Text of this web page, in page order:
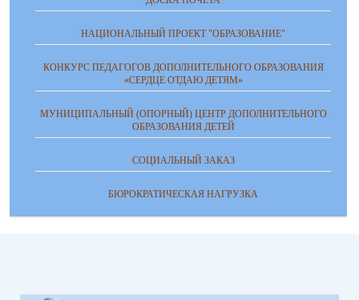
НАЦИОНАЛЬНЫЙ ПРОЕКТ "ОБРАЗОВАНИЕ"
КОНКУРС ПЕДАГОГОВ ДОПОЛНИТЕЛЬНОГО ОБРАЗОВАНИЯ
«СЕРДЦЕ ОТДАЮ ДЕТЯМ»
МУНИЦИПАЛЬНЫЙ (ОПОРНЫЙ) ЦЕНТР ДОПОЛНИТЕЛЬНОГО
ОБРАЗОВАНИЯ ДЕТЕЙ
СОЦИАЛЬНЫЙ ЗАКАЗ
БЮРОКРАТИЧЕСКАЯ НАГРУЗКА